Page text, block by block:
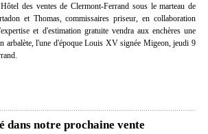
des ventes de Clermont-Ferrand sous le marteau de
et Thomas, commissaires priseur, en collaboration
et d'estimation gratuite vendra aux enchères une
arbalète, l'une d'époque Louis XV signée Migeon, jeudi 9
notre prochaine vente